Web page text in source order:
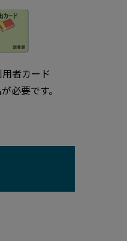
者カード
必要です。